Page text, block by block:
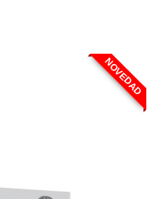
NOVEDAD